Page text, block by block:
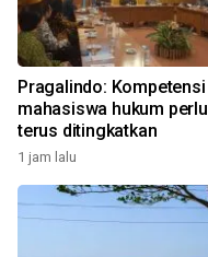
Pragalindo: Kompetensi
mahasiswa hukum perlu
terus ditingkatkan
1 jam lalu